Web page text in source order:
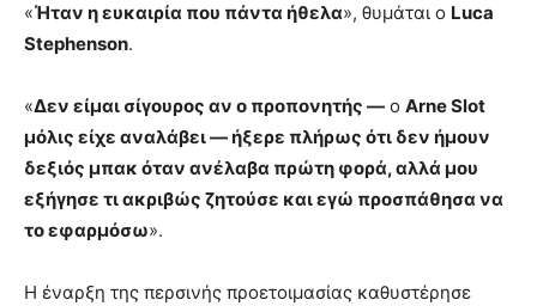
«Ήταν η ευκαιρία που πάντα ήθελα», θυμάται ο Luca
Stephenson.
«Δεν είμαι σίγουρος αν ο προπονητής — ο Arne Slot
μόλις είχε αναλάβει — ήξερε πλήρως ότι δεν ήμουν
δεξιός μπακ όταν ανέλαβα πρώτη φορά, αλλά μου
εξήγησε τι ακριβώς ζητούσε και εγώ προσπάθησα να
το εφαρμόσω».
Η έναρξη της περσινής προετοιμασίας καθυστέρησε